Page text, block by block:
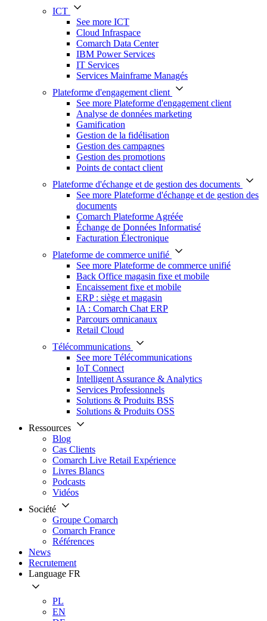
ICT
See more ICT
Cloud Infraspace
Comarch Data Center
IBM Power Services
IT Services
Services Mainframe Managés
Plateforme d'engagement client
See more Plateforme d'engagement client
Analyse de données marketing
Gamification
Gestion de la fidélisation
Gestion des campagnes
Gestion des promotions
Points de contact client
Plateforme d'échange et de gestion des documents
See more Plateforme d'échange et de gestion des
documents
Comarch Plateforme Agréée
Échange de Données Informatisé
Facturation Électronique
Plateforme de commerce unifié
See more Plateforme de commerce unifié
Back Office magasin fixe et mobile
Encaissement fixe et mobile
ERP : siège et magasin
IA : Comarch Chat ERP
Parcours omnicanaux
Retail Cloud
Télécommunications
See more Télécommunications
IoT Connect
Intelligent Assurance & Analytics
Services Professionnels
Solutions & Produits BSS
Solutions & Produits OSS
Ressources
Blog
Cas Clients
Comarch Live Retail Expérience
Livres Blancs
Podcasts
Vidéos
Société
Groupe Comarch
Comarch France
Références
News
Recrutement
Language FR
PL
EN